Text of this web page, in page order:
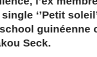
‘’Petit
guinéenne
Seck.